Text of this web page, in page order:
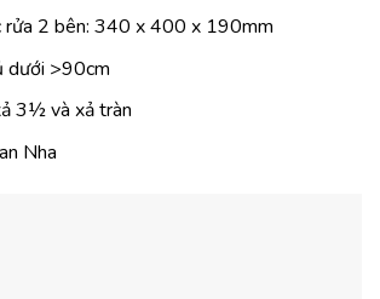
rửa 2 bên: 340 x 400 x 190mm
dưới >90cm
3½ và xả tràn
Nha